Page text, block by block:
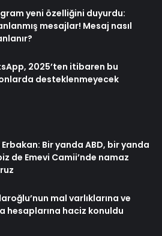
yeni özelliğini duyurdu:
mesajlar! Mesaj nasıl
2025’ten itibaren bu
desteklenmeyecek
Bir yanda ABD, bir yanda
de Emevi Camii’nde namaz
mal varlıklarına ve
hesaplarına haciz konuldu